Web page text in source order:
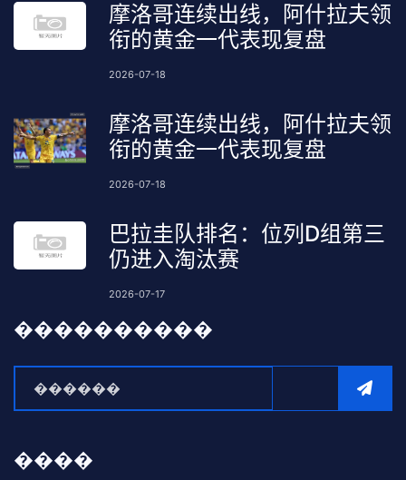
摩洛哥连续出线，阿什拉夫领
衔的黄金一代表现复盘
2026-07-18
摩洛哥连续出线，阿什拉夫领
衔的黄金一代表现复盘
2026-07-18
巴拉圭队排名：位列D组第三
仍进入淘汰赛
2026-07-17
����������
����